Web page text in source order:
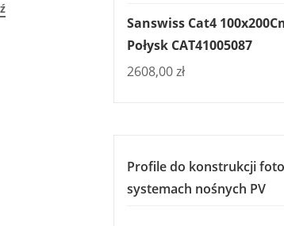
Sanswiss Cat4
Połysk CAT41005087
2608,00zł
Profile do konstrukcji
systemach nośnych PV